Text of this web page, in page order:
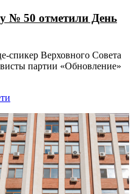
№ 50 отметили День
спикер Верховного Совета
партии «Обновление»